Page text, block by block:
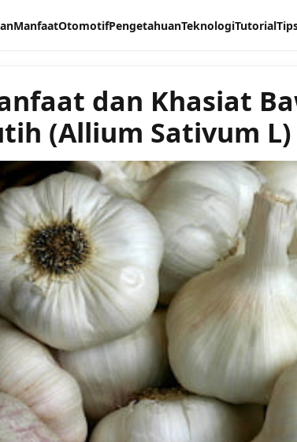
ManfaatOtomotifPengetahuanTeknologiTutorial
dan Khasiat
(Allium Sativum L)